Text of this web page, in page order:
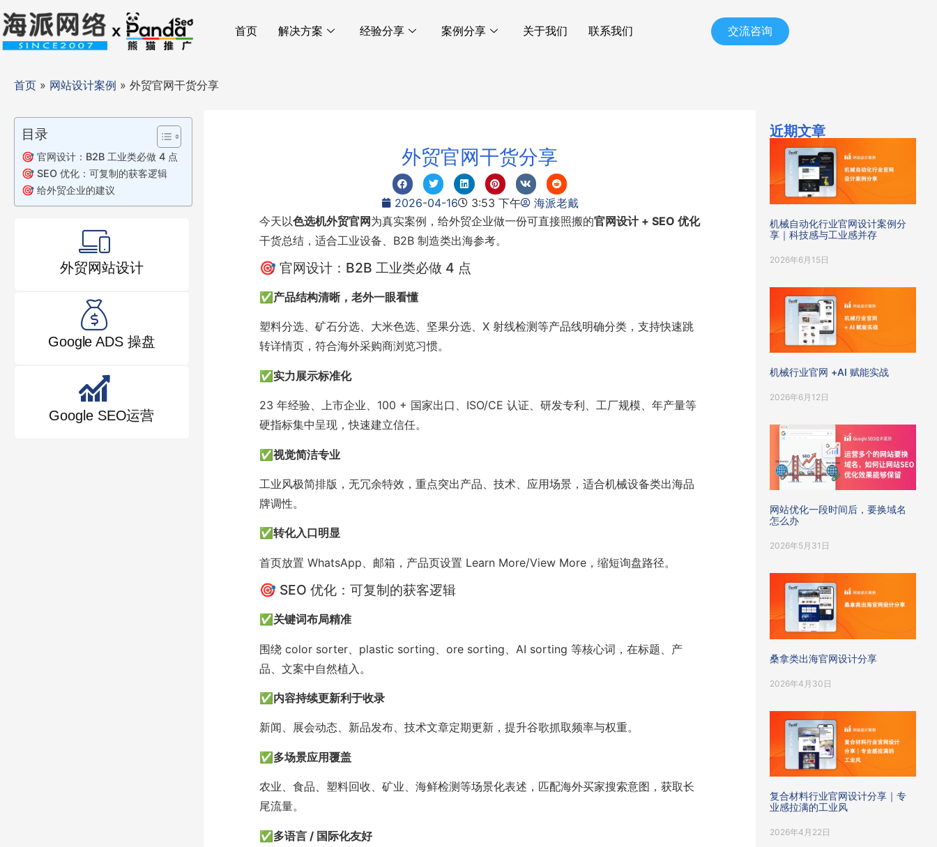
首页 解决方案 经验分享 案例分享 关于我们 联系我们 交流咨询
首页 » 网站设计案例 » 外贸官网干货分享
目录
🎯 官网设计：B2B 工业类必做 4 点
🎯 SEO 优化：可复制的获客逻辑
🎯 给外贸企业的建议
外贸网站设计
Google ADS 操盘
Google SEO运营
外贸官网干货分享
2026-04-16 3:53 下午
海派老戴
今天以色选机外贸官网为真实案例，给外贸企业做一份可直接照搬的官网设计 + SEO 优化
干货总结，适合工业设备、B2B 制造类出海参考。
🎯 官网设计：B2B 工业类必做 4 点
✅ 产品结构清晰，老外一眼看懂
塑料分选、矿石分选、大米色选、坚果分选、X 射线检测等产品线明确分类，支持快速跳
转详情页，符合海外采购商浏览习惯。
✅实力展示标准化
23 年经验、上市企业、100 + 国家出口、ISO/CE 认证、研发专利、工厂规模、年产量等
硬指标集中呈现，快速建立信任。
✅视觉简洁专业
工业风极简排版，无冗余特效，重点突出产品、技术、应用场景，适合机械设备类出海品
牌调性。
✅转化入口明显
首页放置 WhatsApp、邮箱，产品页设置 Learn More/View More，缩短询盘路径。
🎯 SEO 优化：可复制的获客逻辑
✅ 关键词布局精准
围绕 color sorter、plastic sorting、ore sorting、AI sorting 等核心词，在标题、产
品、文案中自然植入。
✅内容持续更新利于收录
新闻、展会动态、新品发布、技术文章定期更新，提升谷歌抓取频率与权重。
✅多场景应用覆盖
农业、食品、塑料回收、矿业、海鲜检测等场景化表述，匹配海外买家搜索意图，获取长
尾流量。
✅多语言 / 国际化友好
近期文章
机械自动化行业官网设计案例分
享｜科技感与工业感并存
2026年6月15日
机械行业官网 +AI 赋能实战
2026年6月12日
网站优化一段时间后，要换域名
怎么办
2026年5月31日
桑拿类出海官网设计分享
2026年4月30日
复合材料行业官网设计分享｜专
业感拉满的工业风
2026年4月22日